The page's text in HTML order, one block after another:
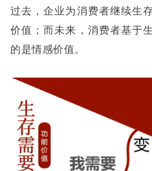
过去，企业为消费者继续生
价值；而未来，消费者基于
的是情感价值。